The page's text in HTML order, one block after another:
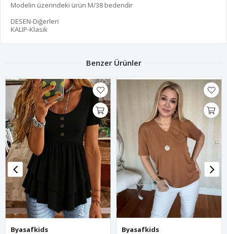
Modelin üzerindeki ürün M/38 bedendir
DESEN-Diğerleri
KALIP-Klasik
Benzer Ürünler
Byasafkids Byasafkids